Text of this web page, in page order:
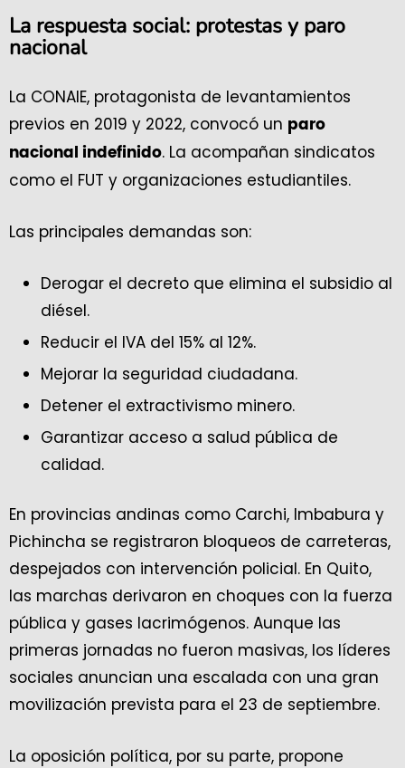
La respuesta social: protestas y paro
nacional
La CONAIE, protagonista de levantamientos
previos en 2019 y 2022, convocó un paro
nacional indefinido. La acompañan sindicatos
como el FUT y organizaciones estudiantiles.
Las principales demandas son:
Derogar el decreto que elimina el subsidio al
diésel.
Reducir el IVA del 15% al 12%.
Mejorar la seguridad ciudadana.
Detener el extractivismo minero.
Garantizar acceso a salud pública de
calidad.
En provincias andinas como Carchi, Imbabura y
Pichincha se registraron bloqueos de carreteras,
despejados con intervención policial. En Quito,
las marchas derivaron en choques con la fuerza
pública y gases lacrimógenos. Aunque las
primeras jornadas no fueron masivas, los líderes
sociales anuncian una escalada con una gran
movilización prevista para el 23 de septiembre.
La oposición política, por su parte, propone